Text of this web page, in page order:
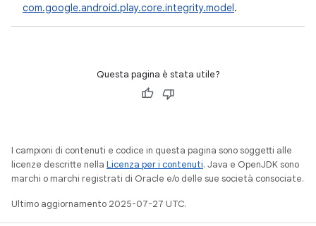
com.google.android.play.core.integrity.model.
Questa pagina è stata utile?
I campioni di contenuti e codice in questa pagina sono soggetti alle
licenze descritte nella Licenza per i contenuti. Java e OpenJDK sono
marchi o marchi registrati di Oracle e/o delle sue società consociate.
Ultimo aggiornamento 2025-07-27 UTC.